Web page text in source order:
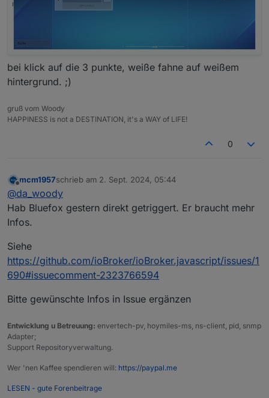
bei klick auf die 3 punkte, weiße fahne auf weißem
hintergrund. ;)
gruß vom Woody
HAPPINESS is not a DESTINATION, it's a WAY of LIFE!
0
Offline
mcm1957schrieb am 2. Sept. 2024, 05:44
zuletzt editiert von
@da_woody
Hab Bluefox gestern direkt getriggert. Er braucht mehr
Infos.
Siehe
https://github.com/ioBroker/ioBroker.javascript/issues/1
690#issuecomment-2323766594
Bitte gewünschte Infos in Issue ergänzen
Entwicklung u Betreuung: envertech-pv, hoymiles-ms, ns-client, pid, snmp
Adapter;
Support Repositoryverwaltung.
Wer 'nen Kaffee spendieren will: https://paypal.me
LESEN - gute Forenbeitrage